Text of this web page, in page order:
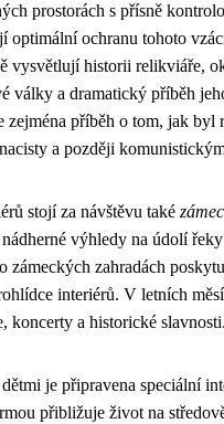
prostorách s přísně
optimální ochranu tohoto
vysvětlují historii relikviáře,
války a dramatický příběh
zejména příběh o tom, jak
a později
stojí za návštěvu také
výhledy na údolí
zámeckých zahradách
interiérů. V letních
koncerty a historické slavnosti.
je připravena speciální
přibližuje život na